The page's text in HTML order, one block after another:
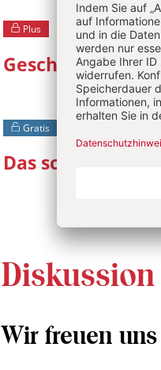
Plus 4/2026: Flüsse,
Geschärfter Blick
Gratis
Das schwarze
Diskussion
Wir freuen